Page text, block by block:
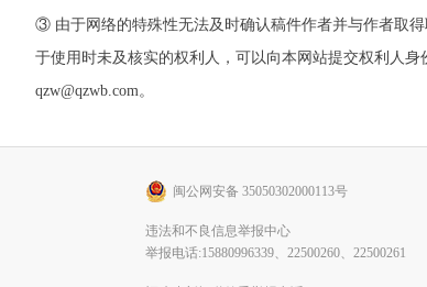
③ 由于网络的特殊性无法及时确认稿件作者并与作者取
于使用时未及核实的权利人，可以向本网站提交权利人身
qzw@qzwb.com。
闽公网安备 35050302000113号
违法和不良信息举报中心
举报电话:15880996339、22500260、22500261